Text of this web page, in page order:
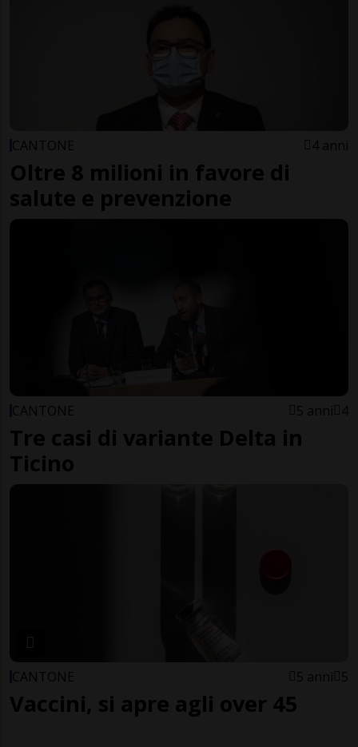
CANTONE 4 anni
Oltre 8 milioni in favore di
salute e prevenzione
CANTONE 5 anni 4
Tre casi di variante Delta in
Ticino
CANTONE 5 anni 5
Vaccini, si apre agli over 45